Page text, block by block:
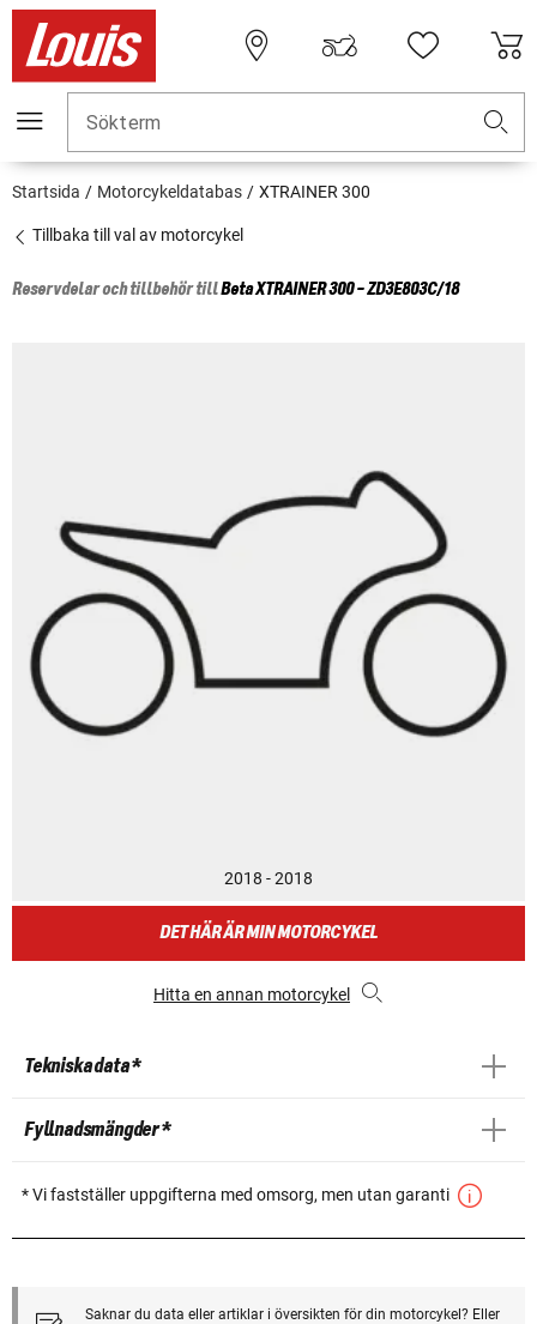
Sökterm
Startsida Motorcykeldatabas XTRAINER 300
Tillbaka till val av motorcykel
Reservdelar och tillbehör tillBetaXTRAINER 300 - ZD3E803C/18
2018 - 2018
DET HÄR ÄR MIN MOTORCYKEL
Hitta en annan motorcykel
Tekniska data *
Fyllnadsmängder *
* Vi fastställer uppgifterna med omsorg, men utan garanti
Saknar du data eller artiklar i översikten för din motorcykel? Eller